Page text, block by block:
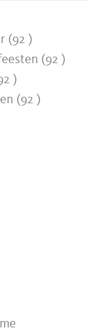
(92 )
(92 )
)
(92 )